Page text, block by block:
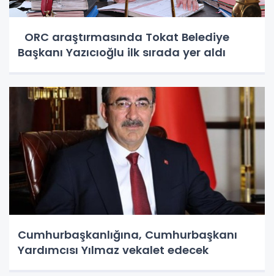
ORC araştırmasında Tokat Belediye
Başkanı Yazıcıoğlu ilk sırada yer aldı
Cumhurbaşkanlığına, Cumhurbaşkanı
Yardımcısı Yılmaz vekalet edecek